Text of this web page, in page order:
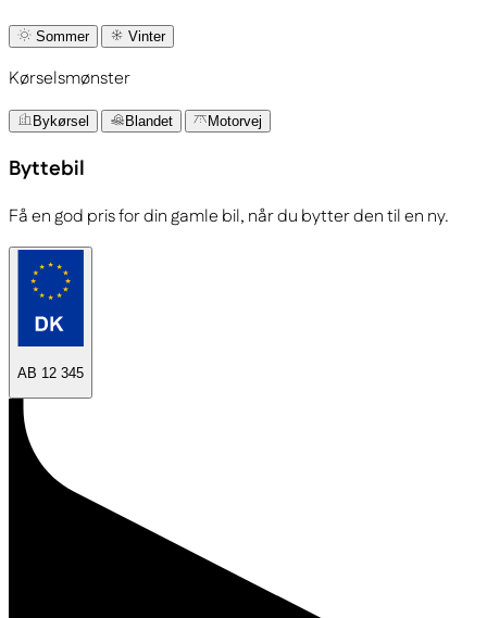
Sommer Vinter
Kørselsmønster
Bykørsel Blandet Motorvej
Byttebil
Få en god pris for din gamle bil, når du bytter den til en ny.
AB 12 345